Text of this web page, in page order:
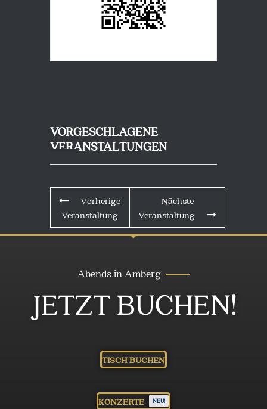
VORGESCHLAGENE
VERANSTALTUNGEN
Vorherige
Veranstaltung
Nächste
Veranstaltung
Abends in Amberg
JETZT BUCHEN!
TISCH BUCHEN
KONZERTE NEU!